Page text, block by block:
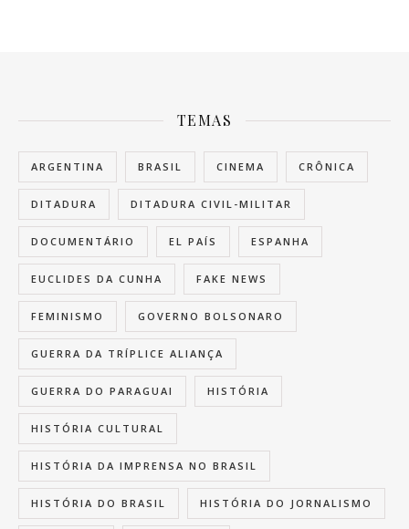
TEMAS
ARGENTINA BRASIL CINEMA CRÔNICA
DITADURA DITADURA CIVIL-MILITAR
DOCUMENTÁRIO EL PAÍS ESPANHA
EUCLIDES DA CUNHA FAKE NEWS
FEMINISMO GOVERNO BOLSONARO
GUERRA DA TRÍPLICE ALIANÇA
GUERRA DO PARAGUAI HISTÓRIA
HISTÓRIA CULTURAL
HISTÓRIA DA IMPRENSA NO BRASIL
HISTÓRIA DO BRASIL HISTÓRIA DO JORNALISMO